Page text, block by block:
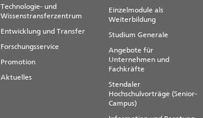
Technologie- und
Wissenstransferzentrum
Entwicklung und Transfer
Forschungsservice
Promotion
Aktuelles
Einzelmodule als
Weiterbildung
Studium Generale
Angebote für
Unternehmen und
Fachkräfte
Stendaler
Hochschulvorträge (Senior-
Campus)